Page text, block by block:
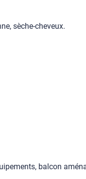
sèche-cheveux.
balcon